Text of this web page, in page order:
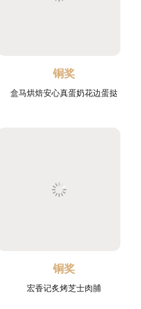
铜奖
盒马烘焙安心真蛋奶花边蛋挞
铜奖
宏香记炙烤芝士肉脯